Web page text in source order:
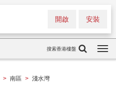
安裝
開啟
搜索香港樓盤
> 南區 > 淺水灣